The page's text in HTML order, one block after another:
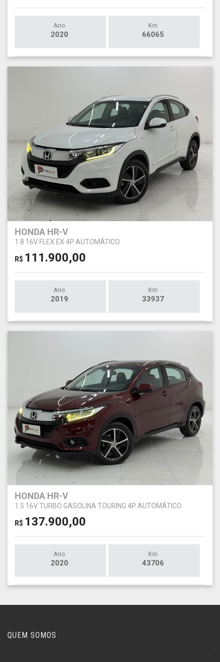
Ano
2020
Km
66065
HONDA HR-V
1.8 16V FLEX EX 4P AUTOMÁTICO
R$ 111.900,00
Ano
2019
Km
33937
HONDA HR-V
1.5 16V TURBO GASOLINA TOURING 4P AUTOMÁTICO
R$ 137.900,00
Ano
2020
Km
43706
QUEM SOMOS